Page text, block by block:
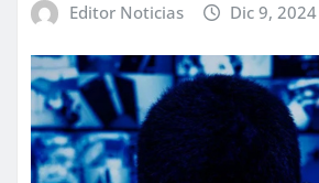
Editor Noticias Dic 9, 2024